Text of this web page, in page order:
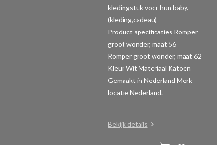
kledingstuk voor hun baby.
(kleding,cadeau)
Product specificaties Romper
groot wonder, maat 56
Romper groot wonder, maat 62
Kleur Wit Materiaal Katoen
Gemaakt in Nederland Merk
locatie Nederland.
Bekijk details